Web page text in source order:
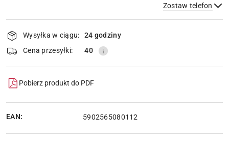
Zostaw telefon
Wyślij
Dostępność
i
dostawa
Wysyłka w ciągu:
24 godziny
Cena przesyłki:
40
Pobierz produkt do PDF
EAN: 5902565080112